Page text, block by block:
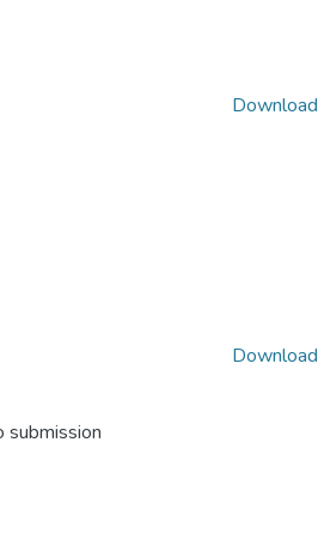
Download
submission
Download